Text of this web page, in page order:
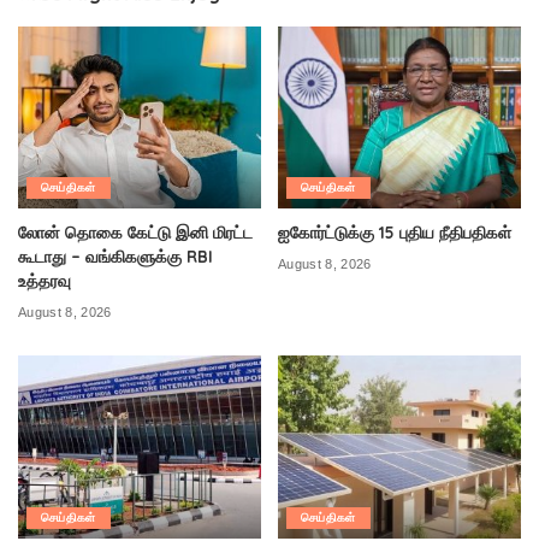
செய்திகள்
லோன் தொகை கேட்டு இனி மிரட்ட
கூடாது – வங்கிகளுக்கு RBI
உத்தரவு
August 8, 2026
செய்திகள்
ஐகோர்ட்டுக்கு 15 புதிய நீதிபதிகள்
August 8, 2026
செய்திகள் செய்திகள்